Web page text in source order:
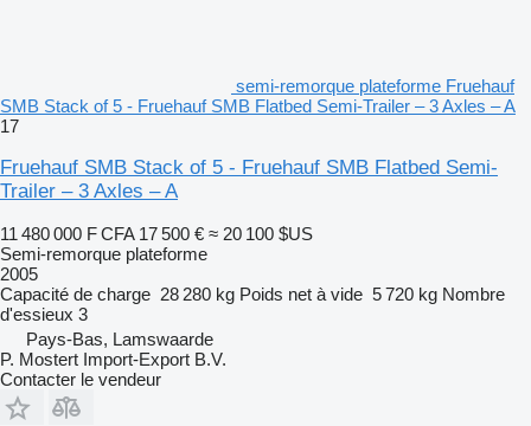
semi-remorque plateforme Fruehauf
SMB Stack of 5 - Fruehauf SMB Flatbed Semi-Trailer – 3 Axles – A
17
Fruehauf SMB Stack of 5 - Fruehauf SMB Flatbed Semi-
Trailer – 3 Axles – A
11 480 000 F CFA 17 500 € ≈ 20 100 $US
Semi-remorque plateforme
2005
Capacité de charge 28 280 kg Poids net à vide 5 720 kg Nombre
d'essieux 3
Pays-Bas, Lamswaarde
P. Mostert Import-Export B.V.
Contacter le vendeur